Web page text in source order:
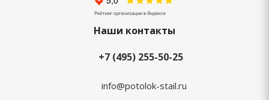
Наши контакты
+7 (495) 255-50-25
info@potolok-stail.ru